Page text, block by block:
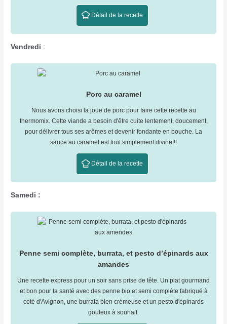
Détail de la recette
Vendredi :
Porc au caramel
Nous avons choisi la joue de porc pour faire cette recette au
thermomix. Cette viande a besoin d'être cuite lentement, doucement,
pour délivrer tous ses arômes et devenir fondante en bouche. La
sauce au caramel est tout simplement divine!!!
Détail de la recette
Samedi :
Penne semi complète, burrata, et pesto d’épinards aux
amandes
Une recette express pour un soir sans prise de tête. Un plat gourmand
et bon pour la santé avec des penne bio et semi complète fabriqué à
coté d'Avignon, une burrata bien crémeuse et un pesto d'épinards
gouteux à souhait.